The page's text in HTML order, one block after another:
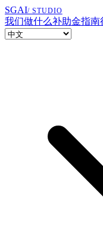
SGAI/ STUDIO
我们做什么补助金指南